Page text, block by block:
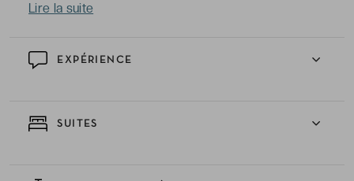
EXPÉRIENCE
SUITES
Lire la suite